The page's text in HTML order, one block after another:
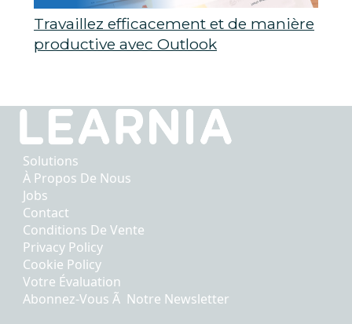
Travaillez efficacement et de manière
productive avec Outlook
Solutions
À Propos De Nous
Jobs
Contact
Conditions De Vente
Privacy Policy
Cookie Policy
Votre Évaluation
Abonnez-Vous Ã Notre Newsletter